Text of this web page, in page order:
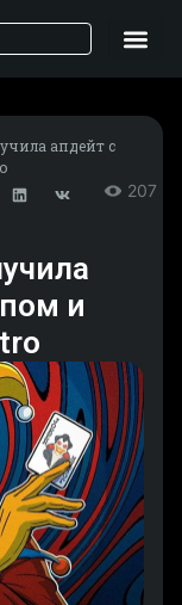
апдейт с
207
и